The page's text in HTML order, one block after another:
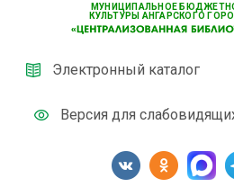
МУНИЦИПАЛЬНОЕ
КУЛЬТУРЫ АНГАРСКОГО
Электронный каталог
Версия для